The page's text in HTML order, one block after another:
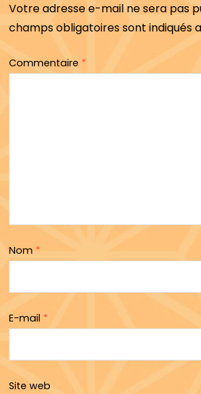
Votre adresse e-mail ne sera pas
champs obligatoires sont indiqués
Commentaire *
Nom *
E-mail *
Site web